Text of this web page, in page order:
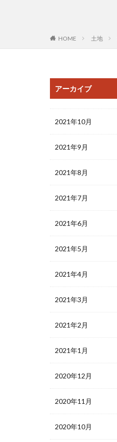
HOME 土地
アーカイブ
2021年10月
2021年9月
2021年8月
2021年7月
2021年6月
2021年5月
2021年4月
2021年3月
2021年2月
2021年1月
2020年12月
2020年11月
2020年10月